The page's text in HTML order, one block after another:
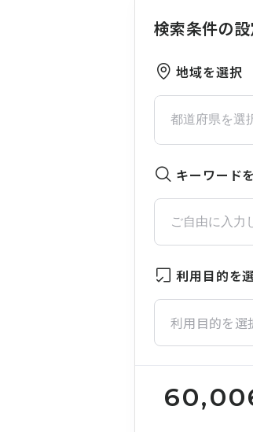
検索条件の
地域を選択
キーワード
利用目的を
利用目的を選